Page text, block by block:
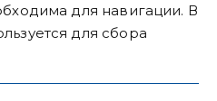
для навигации. В
для сбора